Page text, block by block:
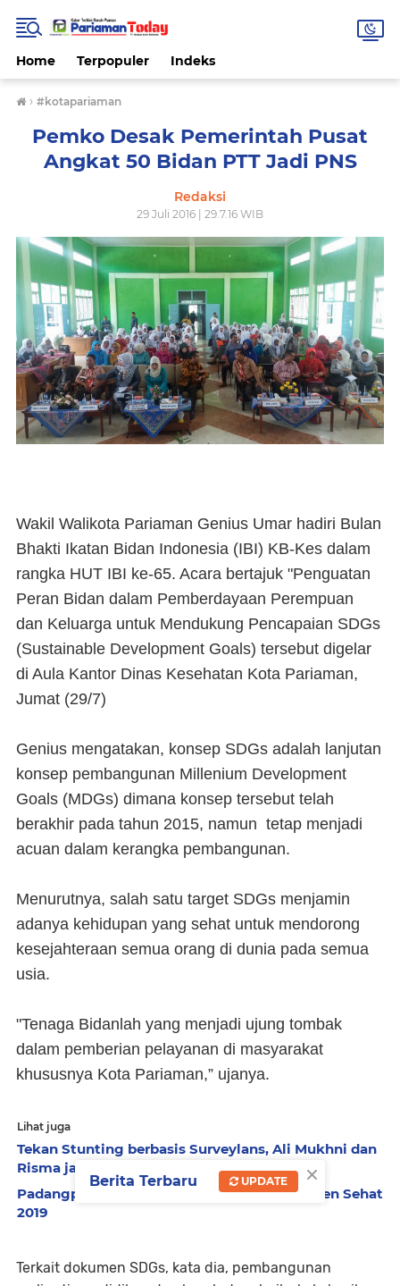
Home Terpopuler Indeks
› #kotapariaman
Pemko Desak Pemerintah Pusat
Angkat 50 Bidan PTT Jadi PNS
Redaksi
29 Juli 2016 | 29.7.16 WIB
Wakil Walikota Pariaman Genius Umar hadiri Bulan
Bhakti Ikatan Bidan Indonesia (IBI) KB-Kes dalam
rangka HUT IBI ke-65. Acara bertajuk "Penguatan
Peran Bidan dalam Pemberdayaan Perempuan
dan Keluarga untuk Mendukung Pencapaian SDGs
(Sustainable Development Goals) tersebut digelar
di Aula Kantor Dinas Kesehatan Kota Pariaman,
Jumat (29/7)
Genius mengatakan, konsep SDGs adalah lanjutan
konsep pembangunan Millenium Development
Goals (MDGs) dimana konsep tersebut telah
berakhir pada tahun 2015, namun tetap menjadi
acuan dalam kerangka pembangunan.
Menurutnya, salah satu target SDGs menjamin
adanya kehidupan yang sehat untuk mendorong
kesejahteraan semua orang di dunia pada semua
usia.
"Tenaga Bidanlah yang menjadi ujung tombak
dalam pemberian pelayanan di masyarakat
khususnya Kota Pariaman,” ujanya.
Lihat juga
Tekan Stunting berbasis Surveylans, Ali Mukhni dan
Risma jadi Narsum di Rakerkesnas
Padangpariaman Raih Swasti Saba Kabupaten Sehat
2019
Terkait dokumen SDGs, kata dia, pembangunan
×
Berita Terbaru UPDATE